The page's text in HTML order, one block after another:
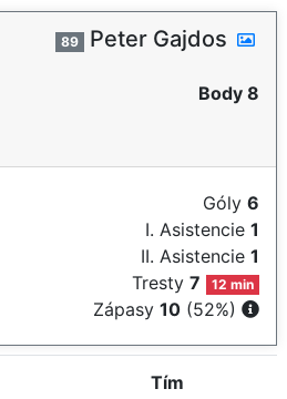
89 Peter Gajdos
Body 8
Góly 6
I. Asistencie 1
II. Asistencie 1
Tresty7 12 min
Zápasy 10 (52%)
Tím